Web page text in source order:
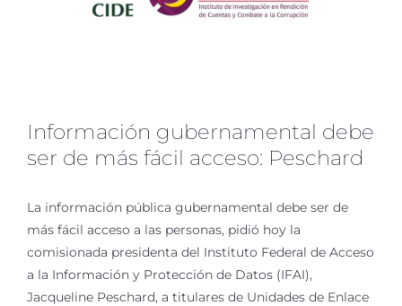
Información gubernamental debe
ser de más fácil acceso: Peschard
La información pública gubernamental debe ser de
más fácil acceso a las personas, pidió hoy la
comisionada presidenta del Instituto Federal de Acceso
a la Información y Protección de Datos (IFAI),
Jacqueline Peschard, a titulares de Unidades de Enlace